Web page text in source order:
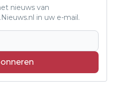
nieuws van
in uw e-mail.